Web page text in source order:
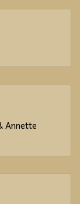
Annette